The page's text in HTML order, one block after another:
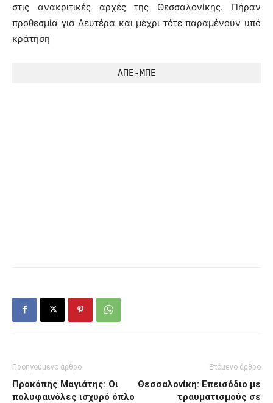
στις ανακριτικές αρχές της Θεσσαλονίκης. Πήραν
προθεσμία για Δευτέρα και μέχρι τότε παραμένουν υπό
κράτηση
ΑΠΕ-ΜΠΕ
Προηγούμενο άρθρο
Προκόπης Μαγιάτης: Οι
πολυφαινόλες ισχυρό όπλο
Επόμενο άρθρο
Θεσσαλονίκη: Επεισόδιο με
τραυματισμούς σε